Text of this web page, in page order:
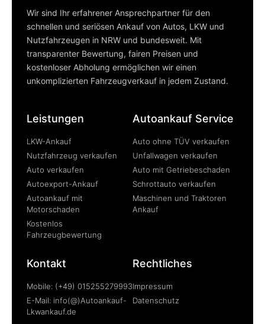
Wir sind Ihr erfahrener Ansprechpartner für den
schnellen und seriösen Ankauf von Autos, LKW und
Nutzfahrzeugen in NRW und bundesweit. Mit
transparenter Bewertung, fairen Preisen und
kostenloser Abholung ermöglichen wir einen
unkomplizierten Fahrzeugverkauf in jedem Zustand.
Leistungen
LKW-Ankauf
Nutzfahrzeug verkaufen
Auto verkaufen
Autoexport-Ankauf
Autoankauf mit
Motorschaden
Kostenlos
Fahrzeugbewertung
Autoankauf Service
Auto ohne TÜV verkaufen
Unfallwagen verkaufen
Auto mit Getriebeschaden
Schrottauto verkaufen
Maschinen und Traktoren
Ankauf
Kontakt
Mobile: (+49) 015255279993
E-Mail: info(@)Autoankauf-
Lkwankauf.de
Rechtliches
Impressum
Datenschutz